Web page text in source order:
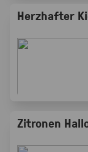
Herzhafter
Zitronen